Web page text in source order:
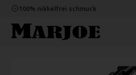
100% nikkelfrei schmuck
60 Tage Rückgabe
E-mark webshop
100% nikkelfrei schmuck